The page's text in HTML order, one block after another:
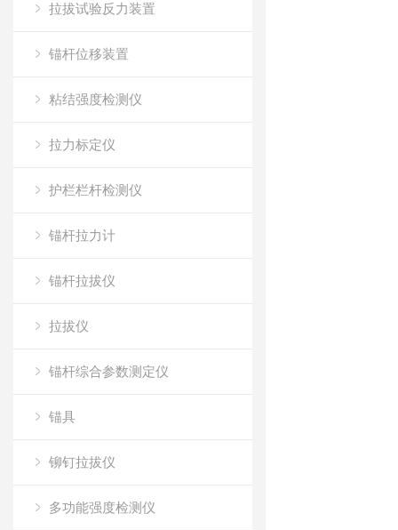
拉拔试验反力装置
锚杆位移装置
粘结强度检测仪
拉力标定仪
护栏栏杆检测仪
锚杆拉力计
锚杆拉拔仪
拉拔仪
锚杆综合参数测定仪
锚具
铆钉拉拔仪
多功能强度检测仪